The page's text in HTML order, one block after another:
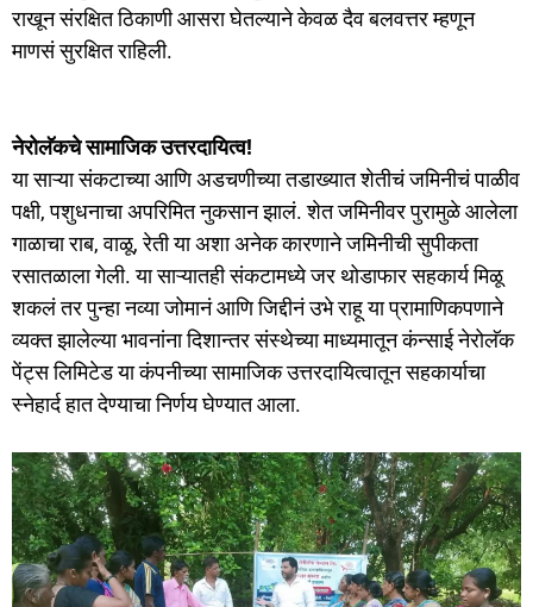
राखून संरक्षित ठिकाणी आसरा घेतल्याने केवळ दैव बलवत्तर म्हणून
माणसं सुरक्षित राहिली.
नेरोलॅकचे सामाजिक उत्तरदायित्व!
या साऱ्या संकटाच्या आणि अडचणीच्या तडाख्यात शेतीचं जमिनीचं पाळीव
पक्षी, पशुधनाचा अपरिमित नुकसान झालं. शेत जमिनीवर पुरामुळे आलेला
गाळाचा राब, वाळू, रेती या अशा अनेक कारणाने जमिनीची सुपीकता
रसातळाला गेली. या साऱ्यातही संकटामध्ये जर थोडाफार सहकार्य मिळू
शकलं तर पुन्हा नव्या जोमानं आणि जिद्दीनं उभे राहू या प्रामाणिकपणाने
व्यक्त झालेल्या भावनांना दिशान्तर संस्थेच्या माध्यमातून कंन्साई नेरोलॅक
पेंट्स लिमिटेड या कंपनीच्या सामाजिक उत्तरदायित्वातून सहकार्याचा
स्नेहार्द हात देण्याचा निर्णय घेण्यात आला.